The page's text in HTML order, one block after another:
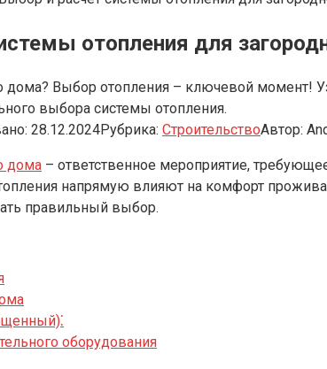
отопления для
дома? Выбор отопления – ключевой
выбора системы отопления.
28.12.2024Рубрика: СтроительствоАвтор:
дома – ответственное мероприятие,
напрямую влияют на комфорт
правильный выбор.
оборудования